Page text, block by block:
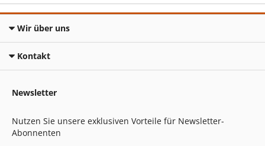
Wir über uns
Kontakt
Newsletter
Nutzen Sie unsere exklusiven Vorteile für Newsletter-
Abonnenten